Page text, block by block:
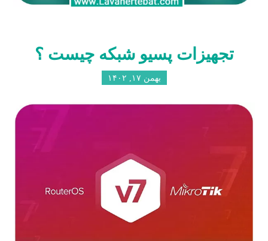
تجهیزات پسیو شبکه چیست ؟
بهمن ۱۷, ۱۴۰۲